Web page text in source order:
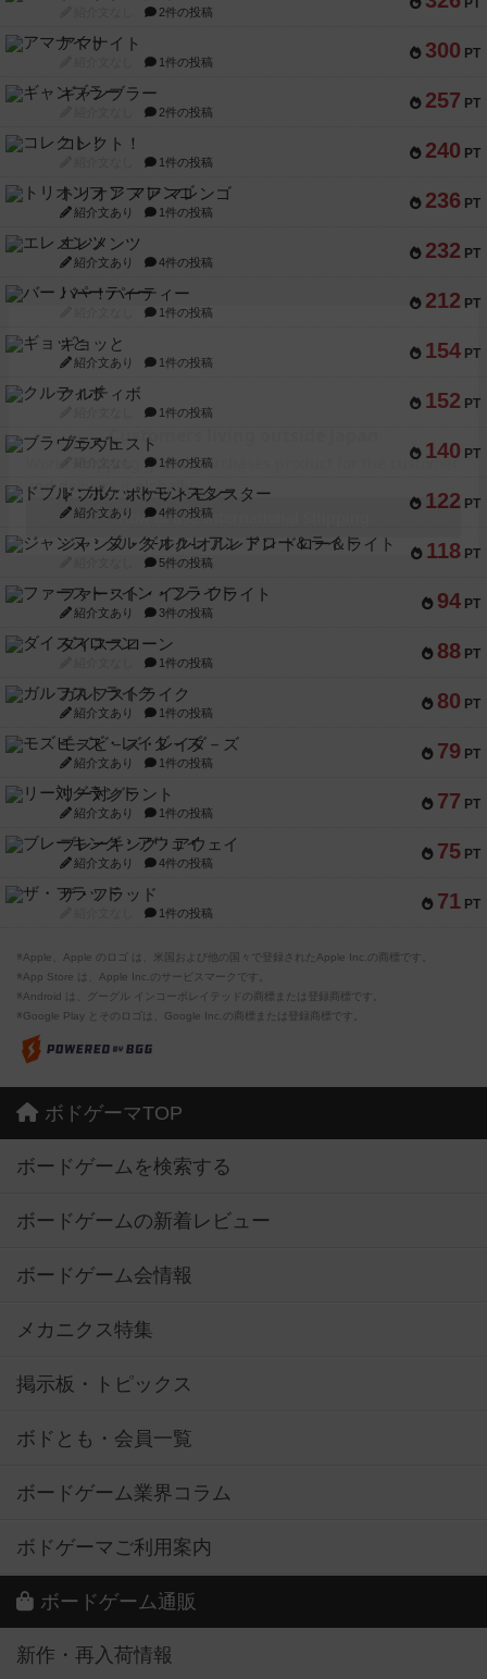
PT
2件の投稿
300 PT
アマナイト
1件の投稿
257 PT
ギャンブラー
2件の投稿
240 PT
コレクト！
1件の投稿
236 PT
トリオンフ ア マレンゴ
紹介文あり 1件の投稿
232 PT
エレメンツ
紹介文あり 4件の投稿
212 PT
バー！パーティー
1件の投稿
154 PT
ギョッと
紹介文あり 1件の投稿
152 PT
クルティボ
1件の投稿
140 PT
ブラヴェスト
1件の投稿
122 PT
ドブル：ポケットモンスター
紹介文あり 4件の投稿
118 PT
ジャンヌ・ダルク-オルレアン ドロー＆ライト
5件の投稿
94 PT
ファースト・イン・フライト
紹介文あり 3件の投稿
88 PT
ダイススローン
1件の投稿
80 PT
ガルフストライク
紹介文あり 1件の投稿
79 PT
モズビ－ズ・レイダ－ズ
紹介文あり 1件の投稿
77 PT
リー対グラント
紹介文あり 1件の投稿
75 PT
ブレーキング・アウェイ
紹介文あり 4件の投稿
71 PT
ザ・フラッド
1件の投稿
※Apple、Apple のロゴ は、米国および他の国々で登録されたApple Inc.の商標です。
※App Store は、Apple Inc.のサービスマークです。
※Android は、グーグル インコーポレイテッドの商標または登録商標です。
※Google Play とそのロゴは、Google Inc.の商標または登録商標です。
ボドゲーマTOP
ボードゲームを検索する
ボードゲームの新着レビュー
ボードゲーム会情報
メカニクス特集
掲示板・トピックス
ボドとも・会員一覧
ボードゲーム業界コラム
ボドゲーマご利用案内
ボードゲーム通販
新作・再入荷情報